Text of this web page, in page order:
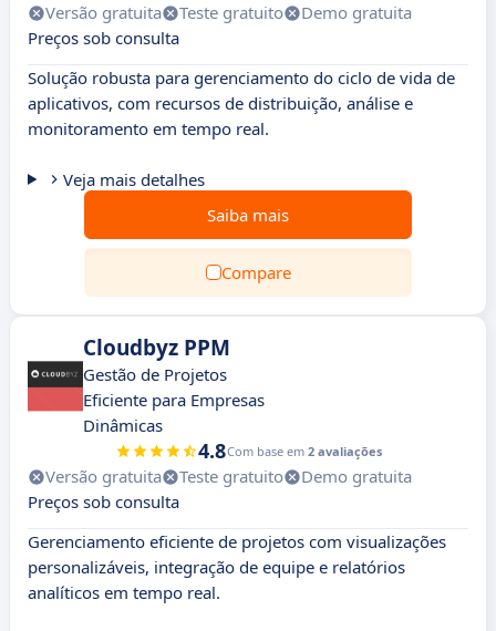
Versão gratuita Teste gratuito
Demo gratuita
Preços sob consulta
Solução robusta para gerenciamento do ciclo de vida de
aplicativos, com recursos de distribuição, análise e
monitoramento em tempo real.
Veja mais detalhes
Saiba mais
Compare
Cloudbyz PPM
Gestão de Projetos
Eficiente para Empresas
Dinâmicas
4.8Com base em 2 avaliações
Versão gratuita Teste gratuito
Demo gratuita
Preços sob consulta
Gerenciamento eficiente de projetos com visualizações
personalizáveis, integração de equipe e relatórios
analíticos em tempo real.